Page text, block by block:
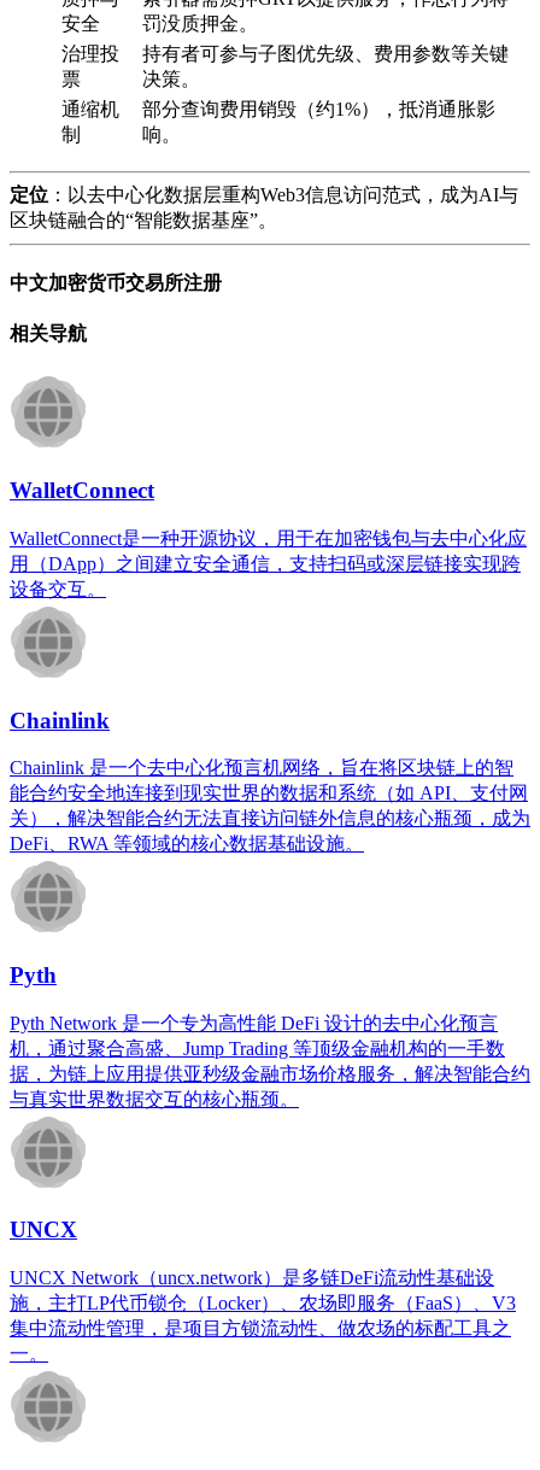
安全
罚没质押金。
治理投
票
持有者可参与子图优先级、费用参数等关键
决策。
通缩机
制
部分查询费用销毁（约1%），抵消通胀影
响。
​定位​ ​：以去中心化数据层重构Web3信息访问范式，成为AI与
区块链融合的“智能数据基座”。
中文加密货币交易所注册
相关导航
WalletConnect
WalletConnect是一种开源协议，用于在加密钱包与去中心化应
用（DApp）之间建立安全通信，支持扫码或深层链接实现跨
设备交互。
Chainlink
Chainlink 是一个去中心化预言机网络，旨在将区块链上的智
能合约安全地连接到现实世界的数据和系统（如 API、支付网
关），解决智能合约无法直接访问链外信息的核心瓶颈，成为
DeFi、RWA 等领域的核心数据基础设施。
Pyth
Pyth Network 是一个专为高性能 DeFi 设计的去中心化预言
机，通过聚合高盛、Jump Trading 等顶级金融机构的一手数
据，为链上应用提供亚秒级金融市场价格服务，解决智能合约
与真实世界数据交互的核心瓶颈。
UNCX
UNCX Network（uncx.network）是多链DeFi流动性基础设
施，主打LP代币锁仓（Locker）、农场即服务（FaaS）、V3
集中流动性管理，是项目方锁流动性、做农场的标配工具之
一。